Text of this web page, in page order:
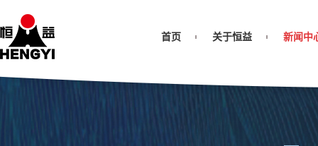
首页 关于恒益 新闻中